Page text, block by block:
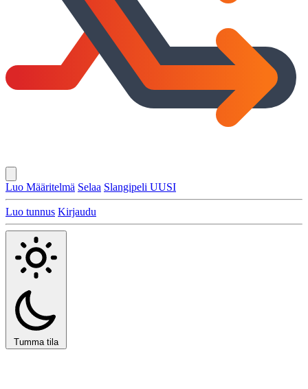
Luo Määritelmä Selaa Slangipeli UUSI
Luo tunnus Kirjaudu
Tumma tila